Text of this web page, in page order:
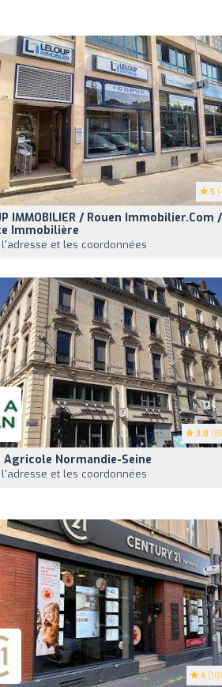
5
IMMOBILIER / Rouen Immobilier.com /
Immobilière
l'adresse et les coordonnées
3.8
Agricole Normandie-Seine
l'adresse et les coordonnées
4